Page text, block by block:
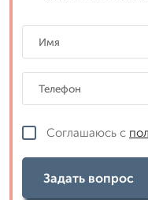
Соглашаюсь с
Задать вопрос